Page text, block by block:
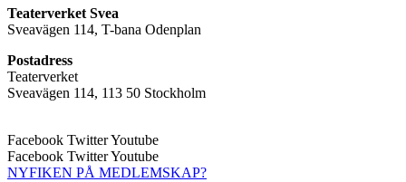
Teaterverket Svea
Sveavägen 114, T-bana Odenplan
Postadress
Teaterverket
Sveavägen 114, 113 50 Stockholm
Facebook TwitterYoutube
Facebook TwitterYoutube
NYFIKEN PÅ MEDLEMSKAP?